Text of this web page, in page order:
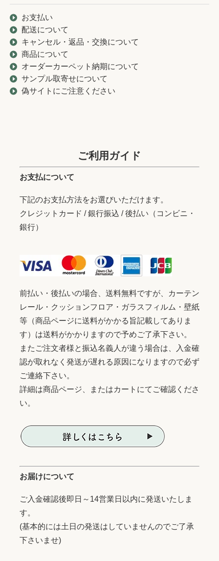
お支払い
配送について
キャンセル・返品・交換について
商品について
オーダーカーペット納期について
サンプル取寄せについて
偽サイトにご注意ください
ご利用ガイド
お支払について
下記のお支払方法をお選びいただけます。
クレジットカード / 銀行振込 / 後払い（コンビニ・
銀行）
前払い・後払いの場合、送料無料ですが、カーテン
レール・クッションフロア・ガラスフィルム・壁紙
等（商品ページに送料がかかる旨記載してありま
す）は送料がかかりますので予めご了承下さい。
またご注文者様と振込名義人が違う場合は、入金確
認が取れなく発送が遅れる原因になりますので必ず
ご連絡下さい。
詳細は商品ページ、またはカートにてご確認くださ
い。
お届けについて
ご入金確認後即日～14営業日以内に発送いたしま
す。
(基本的には土日の発送はしていませんのでご了承
下さいませ)